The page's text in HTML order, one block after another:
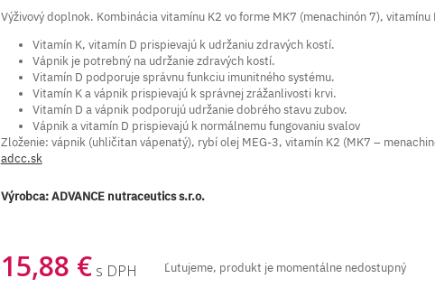
Výživový doplnok. Kombinácia vitamínu K2 vo forme MK7 (menachinón 7),
Vitamín K, vitamín D prispievajú k udržaniu zdravých kostí.
Vápnik je potrebný na udržanie zdravých kostí.
Vitamín D podporuje správnu funkciu imunitného systému.
Vitamín K a vápnik prispievajú k správnej zrážanlivosti krvi.
Vitamín D a vápnik podporujú udržanie dobrého stavu zubov.
Vápnik a vitamín D prispievajú k normálnemu fungovaniu svalov
Zloženie: vápnik (uhličitan vápenatý), rybí olej MEG-3, vitamín K2 (MK7 –
adcc.sk
Výrobca:ADVANCE nutraceutics s.r.o.
15,88 € s DPH Ľutujeme, produkt je momentálne nedostupný